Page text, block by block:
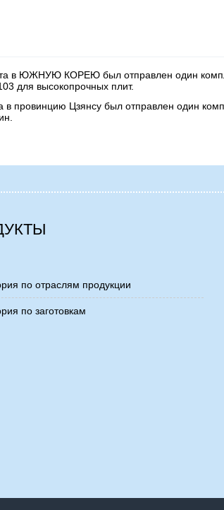
по отраслям продукции
по заготовкам
в ЮЖНУЮ КОРЕЮ был отправлен один
для высокопрочных плит.
в провинцию Цзянсу был отправлен один